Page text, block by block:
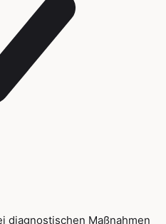
diagnostischen Maßnahmen